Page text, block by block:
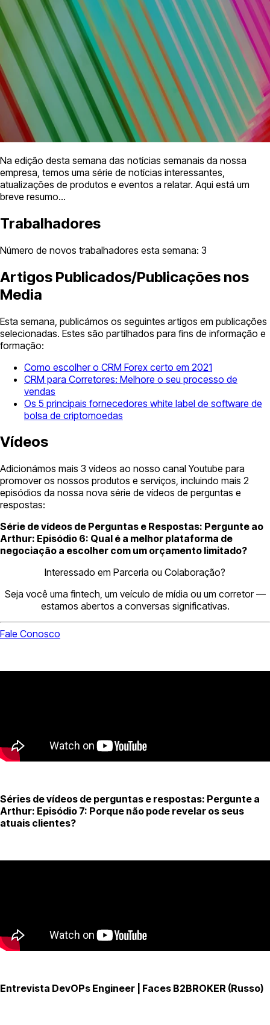
Na edição desta semana das notícias semanais da nossa
empresa, temos uma série de notícias interessantes,
atualizações de produtos e eventos a relatar. Aqui está um
breve resumo…
Trabalhadores
Número de novos trabalhadores esta semana: 3
Artigos Publicados/Publicações nos
Media
Esta semana, publicámos os seguintes artigos em publicações
selecionadas. Estes são partilhados para fins de informação e
formação:
Como escolher o CRM Forex certo em 2021
CRM para Corretores: Melhore o seu processo de
vendas
Os 5 principais fornecedores white label de software de
bolsa de criptomoedas
Vídeos
Adicionámos mais 3 vídeos ao nosso canal Youtube para
promover os nossos produtos e serviços, incluindo mais 2
episódios da nossa nova série de vídeos de perguntas e
respostas:
Série de vídeos de Perguntas e Respostas: Pergunte ao
Arthur: Episódio 6: Qual é a melhor plataforma de
negociação a escolher com um orçamento limitado?
Interessado em Parceria ou Colaboração?
Seja você uma fintech, um veículo de mídia ou um corretor —
estamos abertos a conversas significativas.
Fale Conosco
Séries de vídeos de perguntas e respostas: Pergunte a
Arthur: Episódio 7: Porque não pode revelar os seus
atuais clientes?
Entrevista DevOPs Engineer | Faces B2BROKER (Russo)